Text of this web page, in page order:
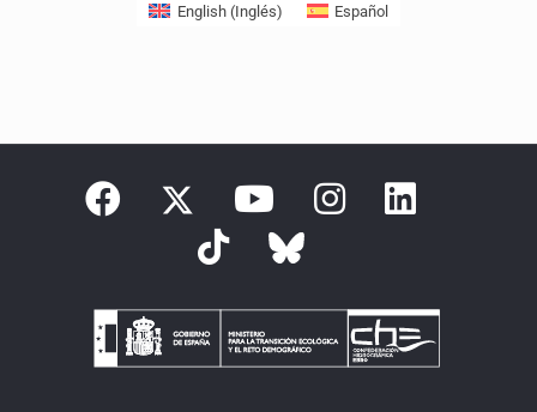
English(Inglés) Español